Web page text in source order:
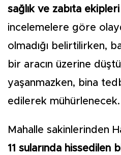
sağlık ve zabıta
incelemelere göre
olmadığı belirtilirken,
bir aracın üzerine
yaşanmazken, bina
edilerek mühürlenecek.
Mahalle sakinlerinden
11 sularında hissedilen